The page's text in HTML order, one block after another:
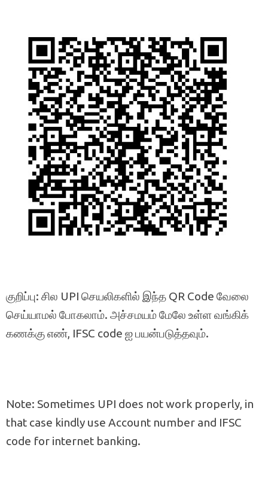
குறிப்பு: சில UPI செயலிகளில் இந்த QR Code வேலை
செய்யாமல் போகலாம். அச்சமயம் மேலே உள்ள வங்கிக்
கணக்கு எண், IFSC code ஐ பயன்படுத்தவும்.
Note: Sometimes UPI does not work properly, in
that case kindly use Account number and IFSC
code for internet banking.